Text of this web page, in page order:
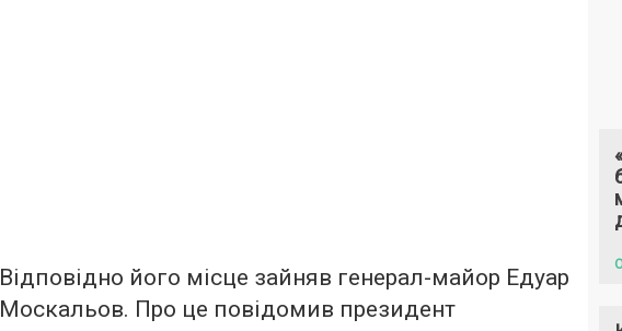
Відповідно його місце зайняв генерал-майор Едуар
Москальов. Про це повідомив президент